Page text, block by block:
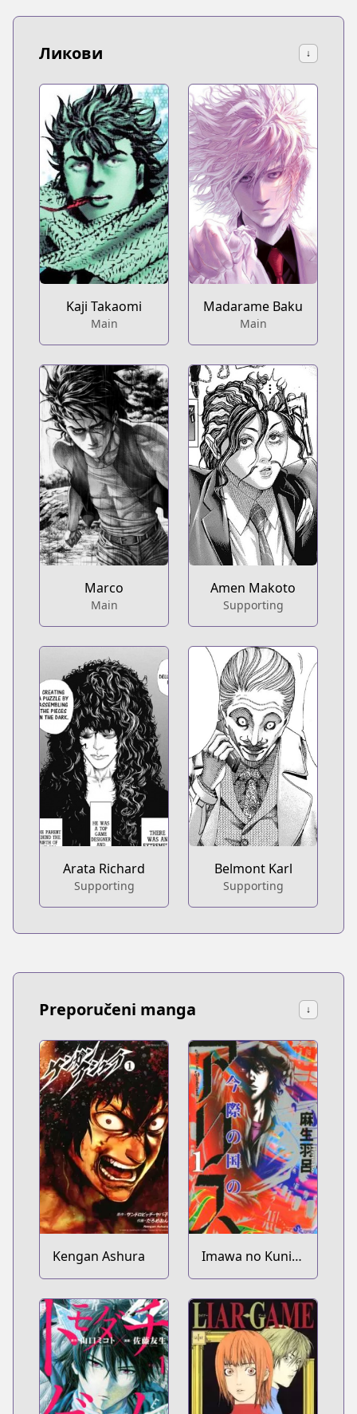
Ликови ↓
Kaji Takaomi
Main
Madarame Baku
Main
Marco
Main
Amen Makoto
Supporting
Arata Richard
Supporting
Belmont Karl
Supporting
Preporučeni manga ↓
Kengan Ashura
Imawa no Kuni
no Alice